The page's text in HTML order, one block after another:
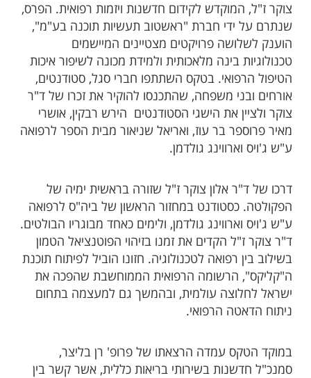
צוקר ז"ל, המוקדש לקידום חדשנות ויזמות רפואית. הפרס,
שנתרם על ידי חברת "ראשטוב תעשיות תוכנה בע"מ",
הוענק לשלושה פרויקטים מצטיינים המיישמים
טכנולוגיות בינה מלאכותית ולמידת מכונה לשיפור איכות
הטיפול הרפואי. בטקס השתתפו חברי סגל, סטודנטים,
אורחים ובני משפחה, שהתכנסו להוקיר את זכרו של ד"ר
צוקר ולציין את הישגי הסטודנטים הירש רבקין, אושרי
מאיר פרוספר בר עוז, ואריאל שניאור מבית הספר לרפואה
ע"ש ג'ויס וארווינג גולדמן.
דרכו של ד"ר אלון צוקר ז"ל שזורה בראשית ימיה של
הפקולטה. כסטודנט במחזור הראשון של ביה"ס לרפואה
ע"ש ג'ויס וארווינג גולדמן, ולימים כאחד מבוגריו הבולטים.
ד"ר צוקר ז"ל הקדים את זמנו בזיהוי הפוטנציאל הטמון
בשילוב בין רפואה לטכנולוגיה. חזונו הוביל לפיתוח תוכנת
ה"קליקס", הרשומה הרפואית הממוחשבת שהפכה את
ישראל לחלוצה עולמית, ובהמשך גם למעצמה בתחום
ניתוח הדאטה הרפואי.
במוקד הטקס עמדה הרצאתו של פרופ' רן בליצר,
סמנכ"ל חדשנות בשירותי בריאות כללית, אשר קשר בין